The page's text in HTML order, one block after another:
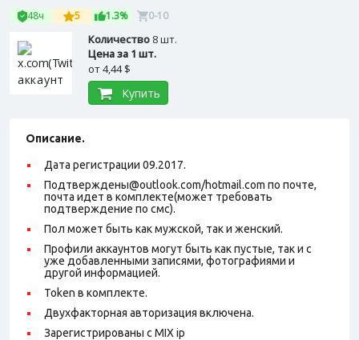
48ч 5 1.3% 0-10
Количество 8 шт.
Цена за 1 шт.
от4,44 $
Купить
Описание.
Дата регистрации 09.2017.
Подтверждены@outlook.com/hotmail.com по почте,
почта идет в комплекте(может требовать
подтверждение по смс).
Пол может быть как мужской, так и женский.
Профили аккаунтов могут быть как пустые, так и с
уже добавленными записями, фотографиями и
другой информацией.
Token в комплекте.
Двухфакторная авторизация включена.
Зарегистрированы с MIX ip